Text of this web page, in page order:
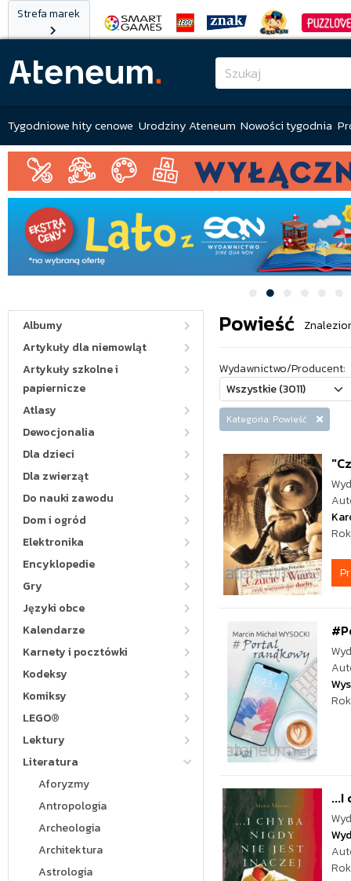
Strefa marek
Tygodniowe hity cenowe Urodziny Ateneum Nowości tygodnia
Albumy
Artykuły dla niemowląt
Artykuły szkolne i
papiernicze
Atlasy
Dewocjonalia
Dla dzieci
Dla zwierząt
Do nauki zawodu
Dom i ogród
Elektronika
Encyklopedie
Gry
Języki obce
Kalendarze
Karnety i pocztówki
Kodeksy
Komiksy
LEGO®
Lektury
Literatura
Aforyzmy
Antropologia
Archeologia
Architektura
Astrologia
Powieść
Wydawnictwo/Producent:
Kategoria: Powieść
...I